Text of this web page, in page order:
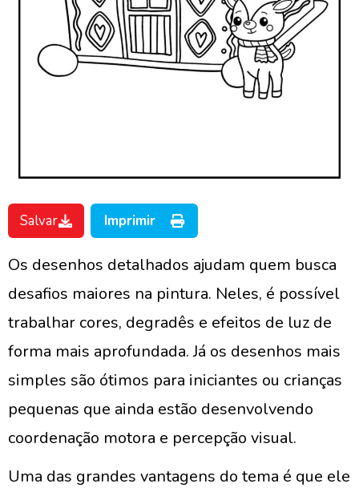
Salvar Imprimir
Os desenhos detalhados ajudam quem busca
desafios maiores na pintura. Neles, é possível
trabalhar cores, degradês e efeitos de luz de
forma mais aprofundada. Já os desenhos mais
simples são ótimos para iniciantes ou crianças
pequenas que ainda estão desenvolvendo
coordenação motora e percepção visual.
Uma das grandes vantagens do tema é que ele